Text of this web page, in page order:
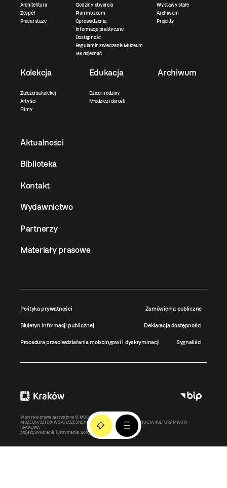
Architektura
Zespół
Praca i staże
Godziny otwarcia
Plan muzeum
Oprowadzenia
Informacje praktyczne
Dostępność
Regulamin zwiedzania Muzeum
Jak dojechać
Wystawy stałe
Archiwum
Projekty
Kolekcja
Założenia kolekcji
Artyści
Filmy
Edukacja
Dzieci i rodziny
Młodzież i dorośli
Archiwum
Aktualności
Biblioteka
Kontakt
Wydawnictwo
Partnerzy
Materiały prasowe
Polityka prywatności Zamówienia publiczne
Biuletyn informacji publicznej Deklaracja dostępności
Procedura przeciwdziałania mobbingowi i dyskryminacji Sygnaliści
Wszystkie prawa zastrzeżone © MOCAK2011-2026
MUZEUM SZTUKI WSPÓŁCZESNEJ W KRAKOWIE MOCAK – INSTYTUCJA KULTURY MIASTA
KRAKOWA
projekt, wykonanie i utrzymanie: Bonjour.pl